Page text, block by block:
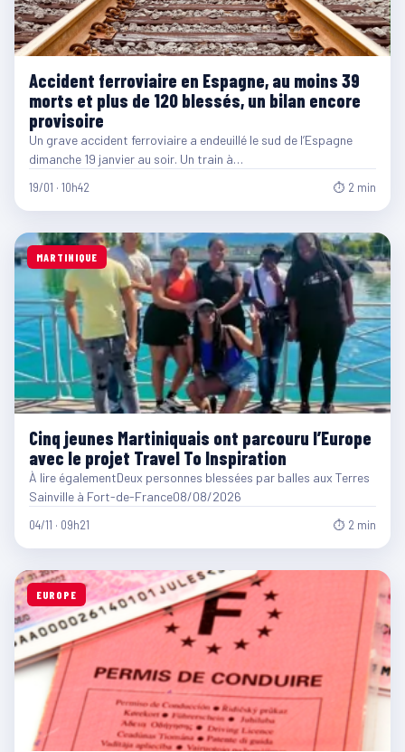
Accident ferroviaire en Espagne, au moins 39
morts et plus de 120 blessés, un bilan encore
provisoire
Un grave accident ferroviaire a endeuillé le sud de l’Espagne
dimanche 19 janvier au soir. Un train à…
19/01 · 10h42 ⏱ 2 min
MARTINIQUE
Cinq jeunes Martiniquais ont parcouru l’Europe
avec le projet Travel To Inspiration
À lire égalementDeux personnes blessées par balles aux Terres
Sainville à Fort-de-France08/08/2026
04/11 · 09h21 ⏱ 2 min
EUROPE